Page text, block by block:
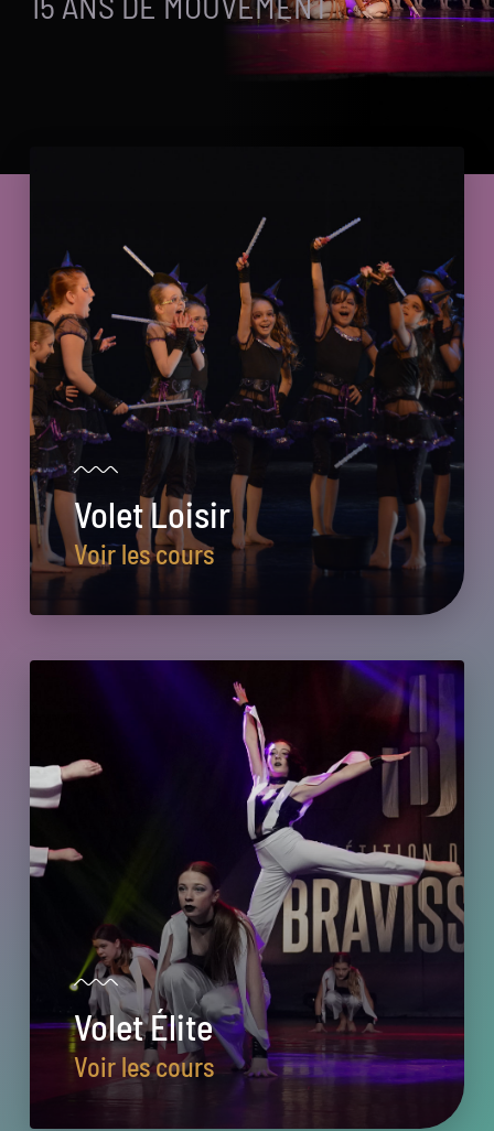
Volet Loisir
Voir les cours
Volet Élite
Voir les cours